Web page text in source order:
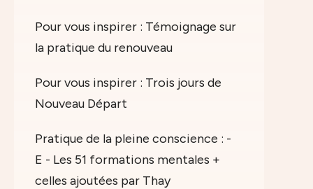
Pour vous inspirer : Témoignage sur
la pratique du renouveau
Pour vous inspirer : Trois jours de
Nouveau Départ
Pratique de la pleine conscience : -
E - Les 51 formations mentales +
celles ajoutées par Thay